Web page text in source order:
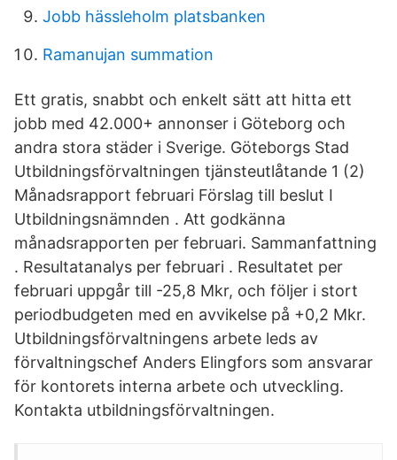
Jobb hässleholm platsbanken
Ramanujan summation
Ett gratis, snabbt och enkelt sätt att hitta ett
jobb med 42.000+ annonser i Göteborg och
andra stora städer i Sverige. Göteborgs Stad
Utbildningsförvaltningen tjänsteutlåtande 1 (2)
Månadsrapport februari Förslag till beslut I
Utbildningsnämnden . Att godkänna
månadsrapporten per februari. Sammanfattning
. Resultatanalys per februari . Resultatet per
februari uppgår till -25,8 Mkr, och följer i stort
periodbudgeten med en avvikelse på +0,2 Mkr.
Utbildningsförvaltningens arbete leds av
förvaltningschef Anders Elingfors som ansvarar
för kontorets interna arbete och utveckling.
Kontakta utbildningsförvaltningen.